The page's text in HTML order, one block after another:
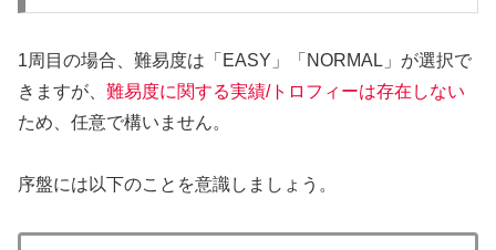
1周目の場合、難易度は「EASY」「NORMAL」が選択で
きますが、 難易度に関する実績/トロフィーは存在しない
ため、任意で構いません。
序盤には以下のことを意識しましょう。